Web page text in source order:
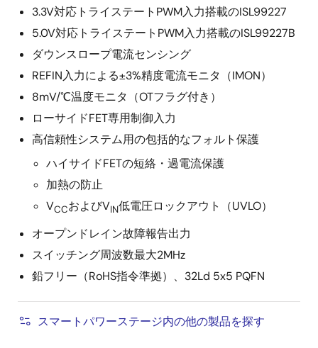
3.3V対応トライステートPWM入力搭載のISL99227
5.0V対応トライステートPWM入力搭載のISL99227B
ダウンスロープ電流センシング
REFIN入力による±3%精度電流モニタ（IMON）
8mV/℃温度モニタ（OTフラグ付き）
ローサイドFET専用制御入力
高信頼性システム用の包括的なフォルト保護
ハイサイドFETの短絡・過電流保護
加熱の防止
VCCおよびVIN低電圧ロックアウト（UVLO）
オープンドレイン故障報告出力
スイッチング周波数最大2MHz
鉛フリー（RoHS指令準拠）、32Ld 5x5 PQFN
スマートパワーステージ内の他の製品を探す